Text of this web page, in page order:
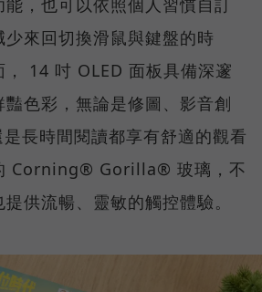
，也可以依照個人習慣自訂
來回切換滑鼠與鍵盤的時
， 14 吋 OLED 面板具備深邃
色彩，無論是修圖、影音創
長時間閱讀都享有舒適的觀看
Corning® Gorilla® 玻璃，不
供流暢、靈敏的觸控體驗。